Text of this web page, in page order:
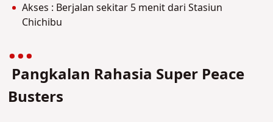
Akses : Berjalan sekitar 5 menit dari Stasiun
Chichibu
Pangkalan Rahasia Super Peace
Busters